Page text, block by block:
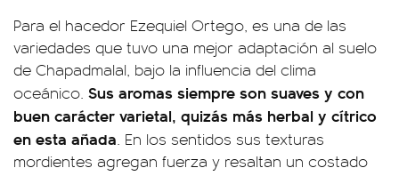
Para el hacedor Ezequiel Ortego, es una de las
variedades que tuvo una mejor adaptación al suelo
de Chapadmalal, bajo la influencia del clima
oceánico. Sus aromas siempre son suaves y con
buen carácter varietal, quizás más herbal y cítrico
en esta añada. En los sentidos sus texturas
mordientes agregan fuerza y resaltan un costado